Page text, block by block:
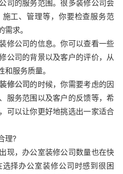
的服务范围。很多装修公司会
工、管理等，你要检查服务范
求。
公司的信息。你可以查看一些
公司的背景以及客户的评价，从
服务质量。
修公司的时候，你需要考虑的因
服务范围以及客户的反馈等，希
可以让你更好地挑选出一家适合
理?
，办公室装修公司数量也在快
择办公室装修公司时感到很困